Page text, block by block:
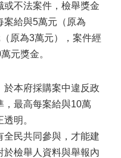
不法案件，檢舉獎金
案給與5萬元（原為
原為3萬元），案件經
元獎金。
本府採購案中違反政
，最高每案給與10萬
明。
民共同參與，才能建
於檢舉人資料與舉報內